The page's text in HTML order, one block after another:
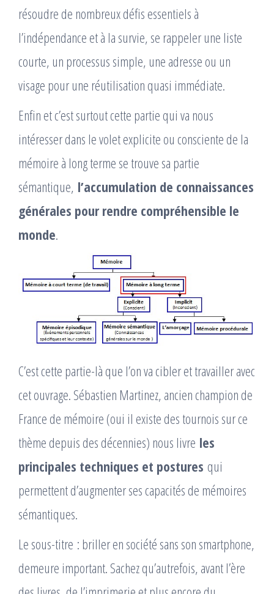
résoudre de nombreux défis essentiels à
l’indépendance et à la survie, se rappeler une liste
courte, un processus simple, une adresse ou un
visage pour une réutilisation quasi immédiate.
Enfin et c’est surtout cette partie qui va nous
intéresser dans le volet explicite ou consciente de la
mémoire à long terme se trouve sa partie
sémantique, l’accumulation de connaissances
générales pour rendre compréhensible le
monde.
C’est cette partie-là que l’on va cibler et travailler avec
cet ouvrage. Sébastien Martinez, ancien champion de
France de mémoire (oui il existe des tournois sur ce
thème depuis des décennies) nous livre les
principales techniques et postures qui
permettent d’augmenter ses capacités de mémoires
sémantiques.
Le sous-titre : briller en société sans son smartphone,
demeure important. Sachez qu’autrefois, avant l’ère